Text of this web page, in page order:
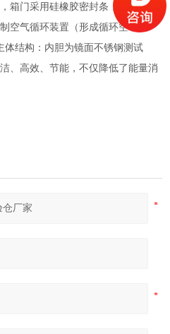
箱门采用硅橡胶密封条，有良好保
空气循环装置（形成循环空气
结构：内胆为镜面不锈钢测试
、高效、节能，不仅降低了能量消